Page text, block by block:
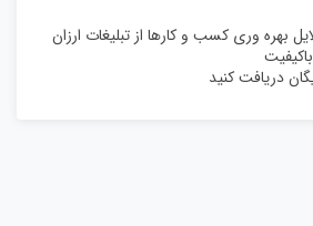
بهره وری کسب و کارها از تبلیغات ارزان
دریافت کنید